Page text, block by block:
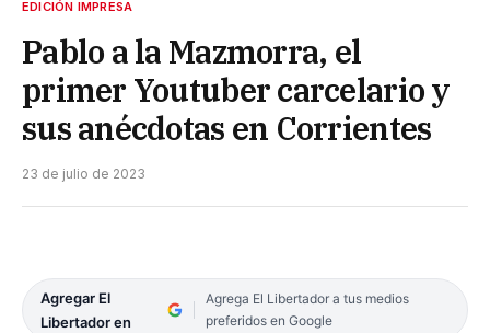
EDICIÓN IMPRESA
Pablo a la Mazmorra, el
primer Youtuber carcelario y
sus anécdotas en Corrientes
23 de julio de 2023
Agregar El
Libertador en
Agrega El Libertador a tus medios
preferidos en Google